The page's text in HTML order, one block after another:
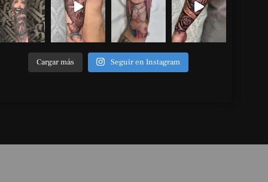
Cargar más Seguir en Instagram